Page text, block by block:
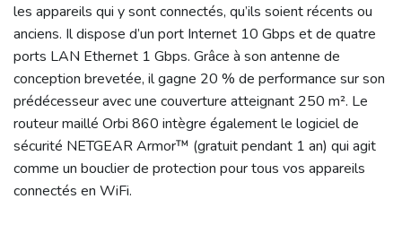
les appareils qui y sont connectés, qu’ils soient récents ou
anciens. Il dispose d’un port Internet 10 Gbps et de quatre
ports LAN Ethernet 1 Gbps. Grâce à son antenne de
conception brevetée, il gagne 20 % de performance sur son
prédécesseur avec une couverture atteignant 250 m². Le
routeur maillé Orbi 860 intègre également le logiciel de
sécurité NETGEAR Armor™ (gratuit pendant 1 an) qui agit
comme un bouclier de protection pour tous vos appareils
connectés en WiFi.